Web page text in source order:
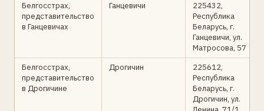
Белгосстрах,
представительство
в Ганцевичах
Ганцевичи
225432,
Республика
Беларусь, г.
Ганцевичи, ул.
Матросова, 57
Белгосстрах,
представительство
в Дрогичине
Дрогичин
225612,
Республика
Беларусь, г.
Дрогичин, ул.